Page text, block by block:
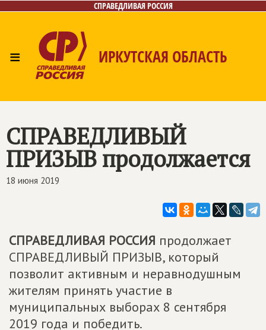
СПРАВЕДЛИВАЯ РОССИЯ
≡ ИРКУТСКАЯ ОБЛАСТЬ
Интернет-приёмная
Контакты
СПРАВЕДЛИВЫЙ
ПРИЗЫВ продолжается
18 июня 2019
СПРАВЕДЛИВАЯ РОССИЯ продолжает
СПРАВЕДЛИВЫЙ ПРИЗЫВ, который
позволит активным и неравнодушным
жителям принять участие в
муниципальных выборах 8 сентября
2019 года и победить.